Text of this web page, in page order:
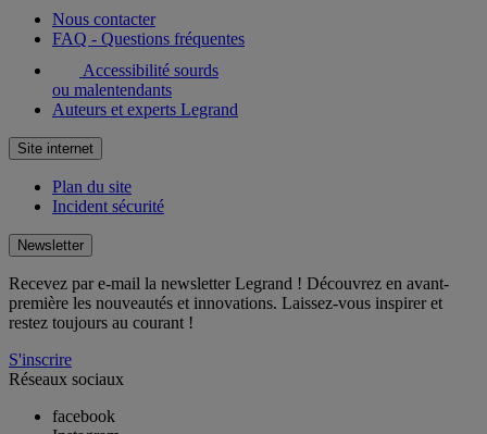
Nous contacter
FAQ - Questions fréquentes
Accessibilité sourds
ou malentendants
Auteurs et experts Legrand
Site internet
Plan du site
Incident sécurité
Newsletter
Recevez par e-mail la newsletter Legrand ! Découvrez en avant-
première les nouveautés et innovations. Laissez-vous inspirer et
restez toujours au courant !
S'inscrire
Réseaux sociaux
facebook